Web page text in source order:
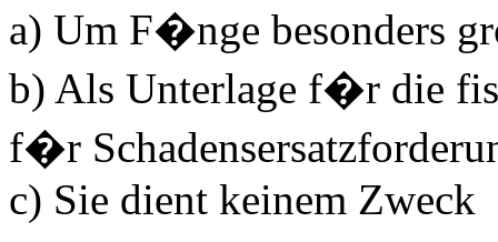
a) Um F�nge besonders
b) Als Unterlage f�r die
f�r
c) Sie dient keinem Zweck